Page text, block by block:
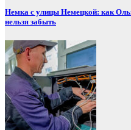
Немка с улицы Немецкой: как
нельзя забыть